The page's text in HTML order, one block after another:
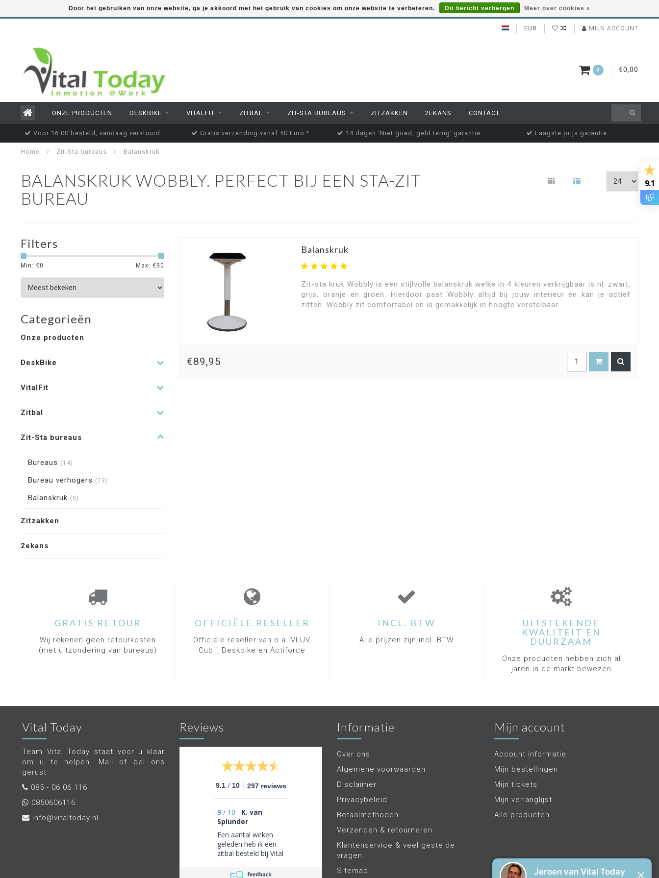
EUR MIJN ACCOUNT
0 €0,00
ONZE PRODUCTEN DESKBIKE VITALFIT ZITBAL ZIT-STA BUREAUS ZITZAKKEN 2EKANS CONTACT
Voor 16:00 besteld, vandaag verstuurd Gratis verzending vanaf 50 Euro * 14 dagen ‘Niet goed, geld terug’ garantie Laagste prijs garantie
Home Zit-Sta bureaus Balanskruk
BALANSKRUK WOBBLY. PERFECT BIJ EEN STA-ZIT
BUREAU
Filters
Min: €0 Max: €90
Categorieën
Onze producten
DeskBike
VitalFit
Zitbal
Zit-Sta bureaus
Bureaus (14)
Bureau verhogers (13)
Balanskruk (5)
Zitzakken
2ekans
Balanskruk
Zit-sta kruk Wobbly is een stijlvolle balanskruk welke in 4 kleuren verkrijgbaar is nl. zwart,
grijs, oranje en groen. Hierdoor past Wobbly altijd bij jouw interieur en kan je actief
zitten. Wobbly zit comfortabel en is gemakkelijk in hoogte verstelbaar.
€89,95
9.1
Door het gebruiken van onze website, ga je akkoord met het gebruik van cookies om onze website te verbeteren. Dit bericht verbergen Meer over cookies »
GRATIS RETOUR
Wij rekenen geen retourkosten
(met uitzondering van bureaus)
OFFICIËLE RESELLER
Officiële reseller van o.a. VLUV,
Cubii, Deskbike en Actiforce
INCL. BTW
Alle prijzen zijn incl. BTW
UITSTEKENDE
KWALITEIT EN
DUURZAAM
Onze producten hebben zich al
jaren in de markt bewezen
Vital Today
Team Vital Today staat voor u klaar
om u te helpen. Mail of bel ons
gerust
085 - 06 06 116
0850606116
info@vitaltoday.nl
Reviews
9.1 / 10 297 reviews
9 / 10
K. van
Splunder
Een aantal weken
geleden heb ik een
zitbal besteld bij Vital
was er iets mis
Informatie
Over ons
Algemene voorwaarden
Disclaimer
Privacybeleid
Betaalmethoden
Verzenden & retourneren
Klantenservice & veel gestelde
vragen
Sitemap
Mijn account
Account informatie
Mijn bestellingen
Mijn tickets
Mijn verlanglijst
Alle producten